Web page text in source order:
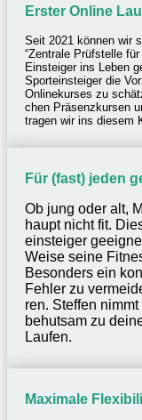
Erster Online
Seit 2021 können wir
“Zentrale Prüf­stelle
Einstei­ger ins Leben
Sport­ein­stei­ger die
Online­kur­ses zu
chen Präsenz­kur­sen
tragen wir ins diesem
Für (fast) jeden
Ob jung oder alt,
haupt nicht fit.
ein­stei­ger
Weise seine
Beson­ders ein
Fehler zu
ren. Stef­fen
behut­sam zu
Laufen.
Maxi­male